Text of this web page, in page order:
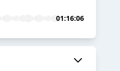
01:16:06